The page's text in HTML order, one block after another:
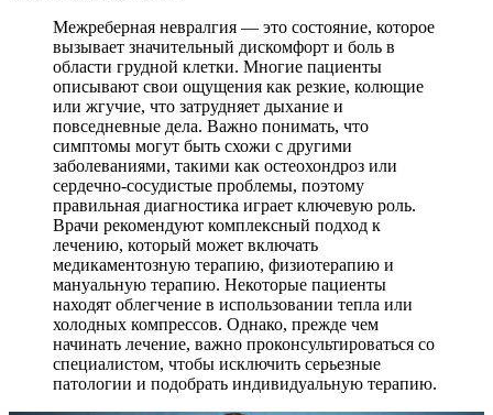
Межреберная невралгия — это состояние, которое
вызывает значительный дискомфорт и боль в
области грудной клетки. Многие пациенты
описывают свои ощущения как резкие, колющие
или жгучие, что затрудняет дыхание и
повседневные дела. Важно понимать, что
симптомы могут быть схожи с другими
заболеваниями, такими как остеохондроз или
сердечно-сосудистые проблемы, поэтому
правильная диагностика играет ключевую роль.
Врачи рекомендуют комплексный подход к
лечению, который может включать
медикаментозную терапию, физиотерапию и
мануальную терапию. Некоторые пациенты
находят облегчение в использовании тепла или
холодных компрессов. Однако, прежде чем
начинать лечение, важно проконсультироваться со
специалистом, чтобы исключить серьезные
патологии и подобрать индивидуальную терапию.